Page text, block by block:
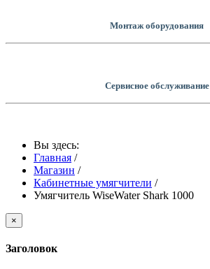
Монтаж оборудования
Сервисное обслуживание
Вы здесь:
Главная /
Магазин /
Кабинетные умягчители /
Умягчитель WiseWater Shark 1000
×
Заголовок